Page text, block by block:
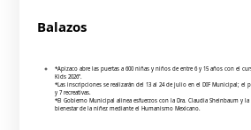
Balazos
*Apizaco abre las puertas a 600 niñas y niños de entre 6 y 15 años con el
Kids 2026".
*Las inscripciones se realizarán del 13 al 24 de julio en el DIF Municipal; el
y 7 recreativas.
*El Gobierno Municipal alinea esfuerzos con la Dra. Claudia Sheinbaum y la
bienestar de la niñez mediante el Humanismo Mexicano.